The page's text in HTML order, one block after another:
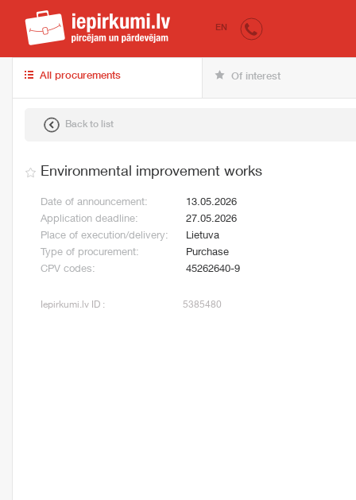
iepirkumi.lv
EN
All procurements Of interest
Back to list
Environmental improvement works
Date of announcement:
13.05.2026
Application deadline:
27.05.2026
Place of execution/delivery:
Lietuva
Type of procurement:
Purchase
CPV codes:
45262640-9
Iepirkumi.lv ID : 5385480